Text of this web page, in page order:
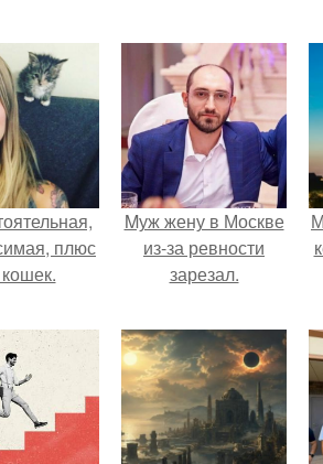
плюс
Mуж жену в Москве
из-за ревности
зарезал.